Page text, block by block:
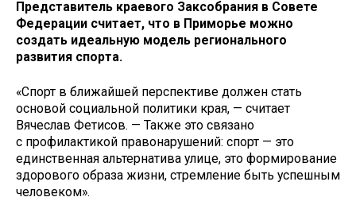
Представитель краевого Заксобрания в Совете
Федерации считает, что в Приморье можно
создать идеальную модель регионального
развития спорта.
«Спорт в ближайшей перспективе должен стать
основой социальной политики края, — считает
Вячеслав Фетисов. — Также это связано
с профилактикой правонарушений: спорт — это
единственная альтернатива улице, это формирование
здорового образа жизни, стремление быть успешным
человеком».